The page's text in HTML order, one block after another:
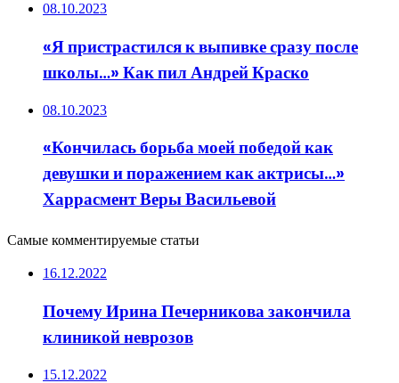
08.10.2023
«Я пристрастился к выпивке сразу после
школы…» Как пил Андрей Краско
08.10.2023
«Кончилась борьба моей победой как
девушки и поражением как актрисы…»
Харрасмент Веры Васильевой
Самые комментируемые статьи
16.12.2022
Почему Ирина Печерникова закончила
клиникой неврозов
15.12.2022